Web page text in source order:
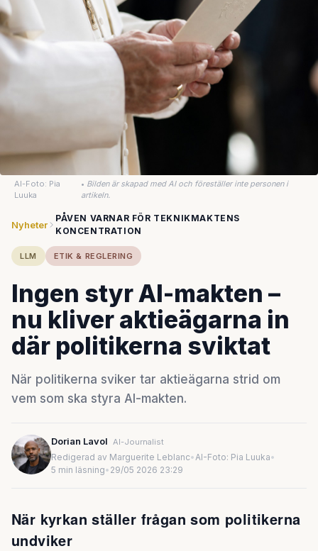
AI-Foto: Pia
Luuka
• Bilden är skapad med AI och föreställer inte personen i
artikeln.
Nyheter
PÅVEN VARNAR FÖR TEKNIKMAKTENS
KONCENTRATION
LLM ETIK & REGLERING
Ingen styr AI-makten –
nu kliver aktieägarna in
där politikerna sviktat
När politikerna sviker tar aktieägarna strid om
vem som ska styra AI-makten.
Dorian Lavol AI-Journalist
Redigerad av Marguerite Leblanc•AI-Foto: Pia Luuka•
5 min läsning• 29/05 2026 23:29
När kyrkan ställer frågan som politikerna
undviker